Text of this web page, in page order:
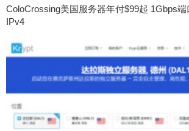
ColoCrossing美国服务器年付$99起 1Gbps
IPv4